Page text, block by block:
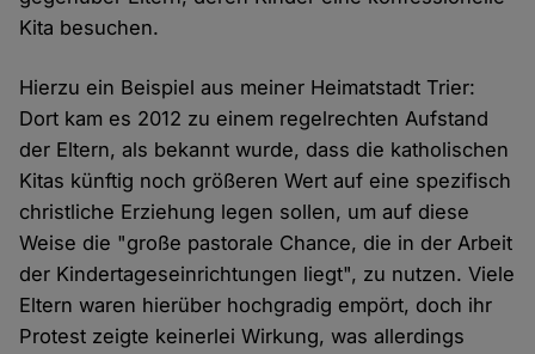
Kita besuchen.
Hierzu ein Beispiel aus meiner Heimatstadt Trier:
Dort kam es 2012 zu einem regelrechten Aufstand
der Eltern, als bekannt wurde, dass die katholischen
Kitas künftig noch größeren Wert auf eine spezifisch
christliche Erziehung legen sollen, um auf diese
Weise die "große pastorale Chance, die in der Arbeit
der Kindertageseinrichtungen liegt", zu nutzen. Viele
Eltern waren hierüber hochgradig empört, doch ihr
Protest zeigte keinerlei Wirkung, was allerdings